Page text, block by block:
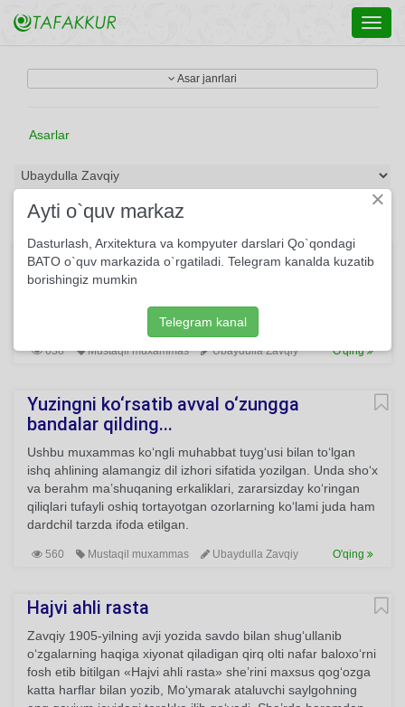
Asar janrlari
Asarlar
"Muncha ko'p" radifli muxammas
Ushbu muxammasda Zavqiyning falsafiy o’ylari o’z ifodasini
mushohadalarini bayon qiladi.
638 Mustaqil muxammas Ubaydulla Zavqiy O'qing
Yuzingni ko‘rsatib avval o‘zungga
bandalar qilding...
Ushbu muxammas ko‘ngli muhabbat tuyg‘usi bilan to‘lgan
ishq ahlining alamangiz dil izhori sifatida yozilgan. Unda sho‘x
va berahm ma’shuqaning erkaliklari, zararsizday ko‘ringan
qiliqlari tufayli oshiq tortayotgan ozorlarning ko‘lami juda ham
dardchil tarzda ifoda etilgan.
560 Mustaqil muxammas Ubaydulla Zavqiy O'qing
Hajvi ahli rasta
Zavqiy 1905-yilning avji yozida savdo bilan shug‘ullanib
o‘zgalarning haqiga xiyonat qiladigan qirq olti nafar baloxo‘rni
fosh etib bitilgan «Hajvi ahli rasta» she’rini maxsus qog‘ozga
katta harflar bilan yozib, Mo‘ymarak ataluvchi saylgohning
×
Ayti o`quv markaz
Dasturlash, Arxitektura va kompyuter darslari Qo`qondagi
BATO o`quv markazida o`rgatiladi. Telegram kanalda kuzatib
borishingiz mumkin
Telegram kanal